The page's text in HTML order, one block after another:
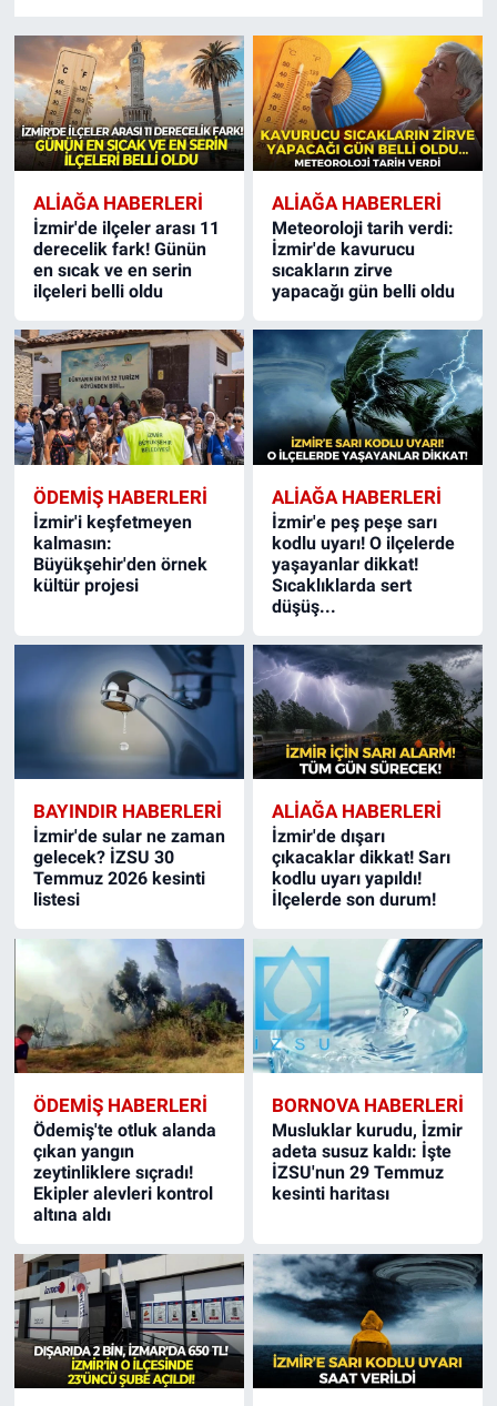
ALIAĞA HABERLERI
İzmir'de ilçeler arası 11
derecelik fark! Günün
en sıcak ve en serin
ilçeleri belli oldu
ALIAĞA HABERLERI
Meteoroloji tarih verdi:
İzmir'de kavurucu
sıcakların zirve
yapacağı gün belli oldu
ÖDEMIŞ HABERLERI
İzmir'i keşfetmeyen
kalmasın:
Büyükşehir'den örnek
kültür projesi
ALIAĞA HABERLERI
İzmir'e peş peşe sarı
kodlu uyarı! O ilçelerde
yaşayanlar dikkat!
Sıcaklıklarda sert
düşüş...
BAYINDIR HABERLERI
İzmir'de sular ne zaman
gelecek? İZSU 30
Temmuz 2026 kesinti
listesi
ALIAĞA HABERLERI
İzmir'de dışarı
çıkacaklar dikkat! Sarı
kodlu uyarı yapıldı!
İlçelerde son durum!
ÖDEMIŞ HABERLERI
Ödemiş'te otluk alanda
çıkan yangın
zeytinliklere sıçradı!
Ekipler alevleri kontrol
altına aldı
BORNOVA HABERLERI
Musluklar kurudu, İzmir
adeta susuz kaldı: İşte
İZSU'nun 29 Temmuz
kesinti haritası